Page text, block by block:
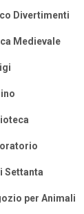
Divertimenti
Medievale
Settanta
per Animali